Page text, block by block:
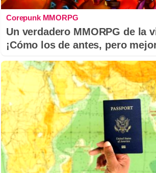
Corepunk MMORPG
Un verdadero MMORPG de la
¡Cómo los de antes, pero